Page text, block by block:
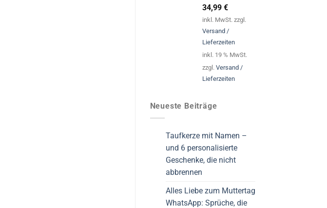
34,99 €
inkl. MwSt. zzgl.
Versand /
Lieferzeiten
inkl. 19 % MwSt.
zzgl. Versand /
Lieferzeiten
Neueste Beiträge
Taufkerze mit Namen –
und 6 personalisierte
Geschenke, die nicht
abbrennen
Alles Liebe zum Muttertag
WhatsApp: Sprüche, die